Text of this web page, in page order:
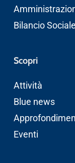
Bilancio Sociale
Scopri
Attività
Blue news
Eventi